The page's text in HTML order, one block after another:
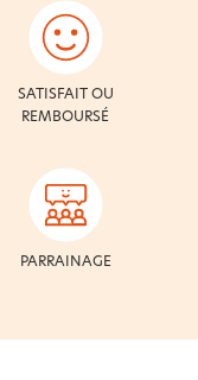
SATISFAIT OU
REMBOURSÉ
PARRAINAGE